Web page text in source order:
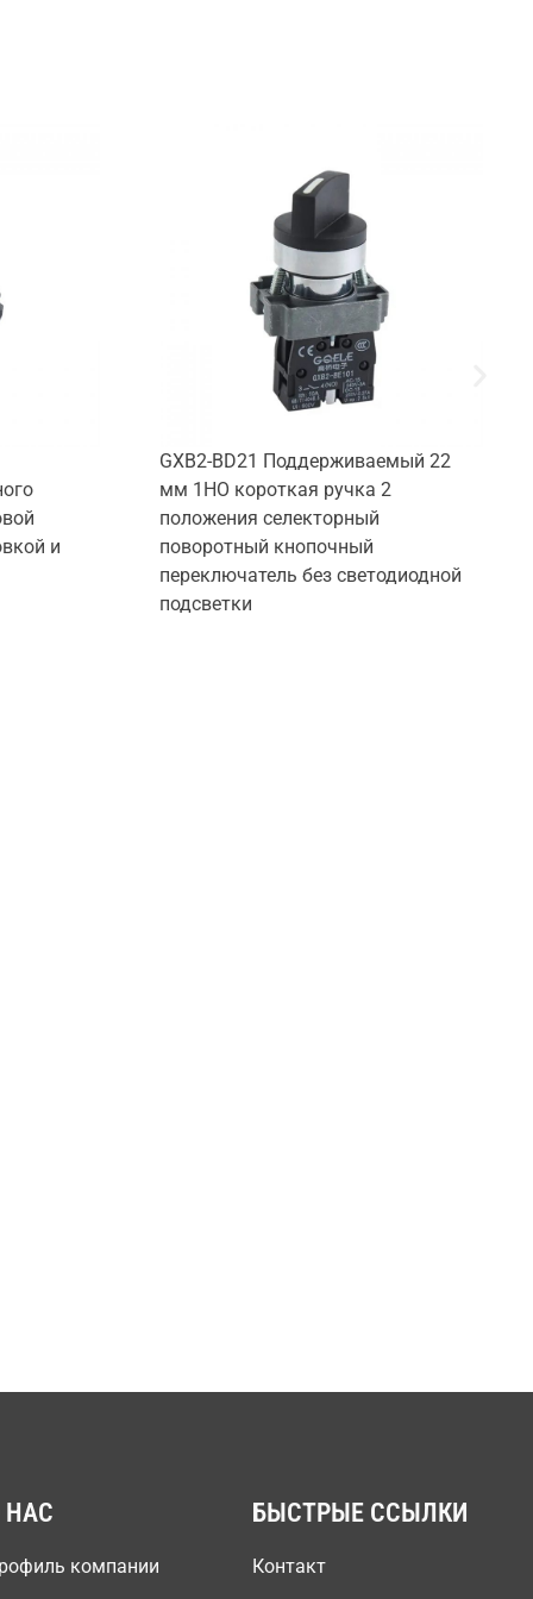
и
GXB2-BD21 Поддерживаемый 22
мм 1НО короткая ручка 2
положения селекторный
поворотный кнопочный
переключатель без светодиодной
подсветки
НАС
компании
БЫСТРЫЕ ССЫЛКИ
Контакт